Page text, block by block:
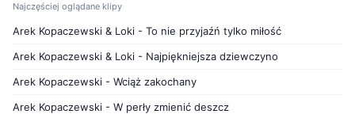
Najczęściej oglądane klipy
Arek Kopaczewski & Loki - To nie przyjaźń tylko miłość
Arek Kopaczewski & Loki - Najpiękniejsza dziewczyno
Arek Kopaczewski - Wciąż zakochany
Arek Kopaczewski - W perły zmienić deszcz